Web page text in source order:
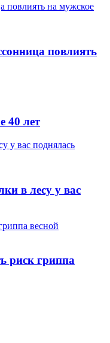
повлиять на мужское
повлиять
40 лет
у вас поднялась
в лесу у вас
весной
риск гриппа